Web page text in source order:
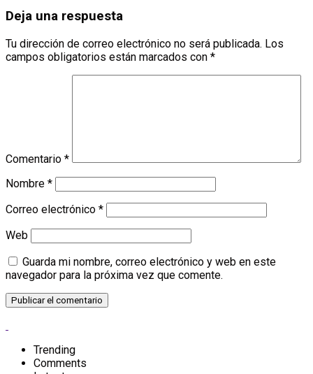
Deja una respuesta
Tu dirección de correo electrónico no será publicada. Los
campos obligatorios están marcados con *
Comentario *
Nombre *
Correo electrónico *
Web
Guarda mi nombre, correo electrónico y web en este
navegador para la próxima vez que comente.
Trending
Comments